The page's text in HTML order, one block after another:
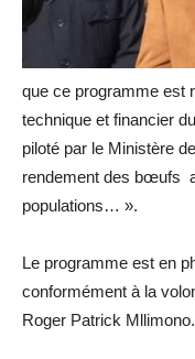
que ce programme est
technique et financier
piloté par le Ministère
rendement des bœufs
populations… ».
Le programme est en
conformément à la
Roger Patrick Mllimono.